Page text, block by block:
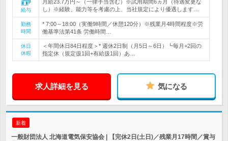
給与
月給23.7万円～（一律手当含む）※試用期間6ヵ月（待遇変更な
し）※経験、能力等を考慮の上、当社規定により優遇します…
勤務
時間
* 7:00～18:00（実働9時間／休憩120分）※残業月4時間程度※労
働基準法第41条 労働時間…
休日
休暇
＜年間休日84日程度＞* 週休2日制（月5日～6日）┗毎月+2回の
指定休（規定扱1回+有給扱1回）あ…
求人詳細を見る 気になる
新着
一般財団法人 北海道電気保安協会 | 【完休2日(土日)／残業月17時間／賞与